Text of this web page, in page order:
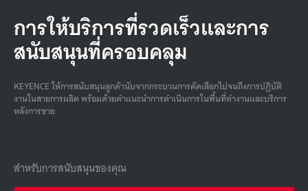
การให้บริการที่รวดเร็วและการ
สนับสนุนที่ครอบคลุม
KEYENCE ให้การสนับสนุนลูกค้านับจากกระบวนการคัดเลือกไปจนถึงการปฏิบัติ
งานในสายการผลิต พร้อมด้วยคําแนะนําการดําเนินการในพื้นที่ทํางานและบริการ
หลังการขาย
สำหรับการสนับสนุนของคุณ